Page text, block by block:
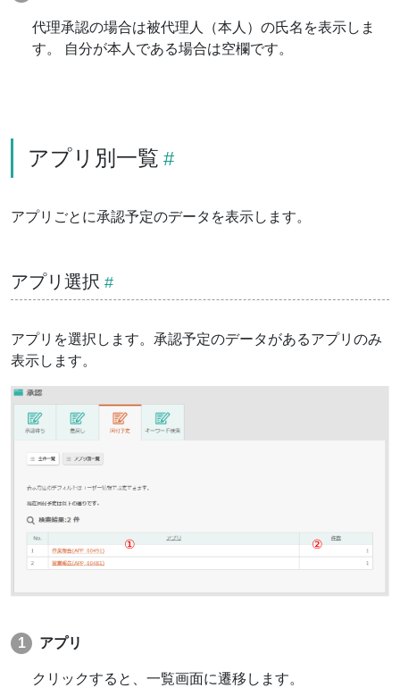
代理承認の場合は被代理人（本人）の氏名を表示しま
す。 自分が本人である場合は空欄です。
アプリ別一覧
アプリごとに承認予定のデータを表示します。
アプリ選択
アプリを選択します。承認予定のデータがあるアプリのみ
表示します。
アプリ
クリックすると、一覧画面に遷移します。